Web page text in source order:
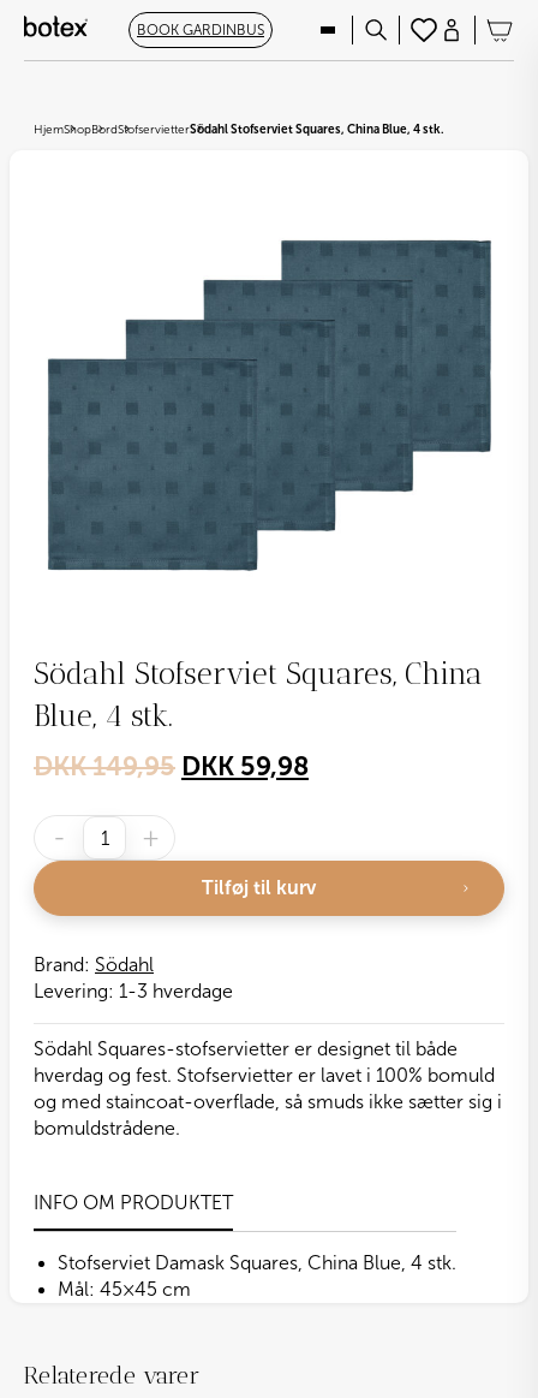
BOOK GARDINBUS
HjemShopBordStofservietterSödahl Stofserviet Squares, China Blue, 4 stk.
Södahl Stofserviet Squares, China
Blue, 4 stk.
Brand: Södahl
Levering: 1-3 hverdage
Södahl Squares-stofservietter er designet til både
hverdag og fest. Stofservietter er lavet i 100% bomuld
og med staincoat-overflade, så smuds ikke sætter sig i
bomuldstrådene.
DKK149,95 Original
DKK 149,95.
DKK 59,98Current
-
Södahl
Stofserviet
Squares,
China
4
stk.
+
Tilføj til kurv
INFO OM PRODUKTET
Stofserviet Damask Squares, China Blue, 4 stk.
Mål: 45×45 cm
Relaterede varer